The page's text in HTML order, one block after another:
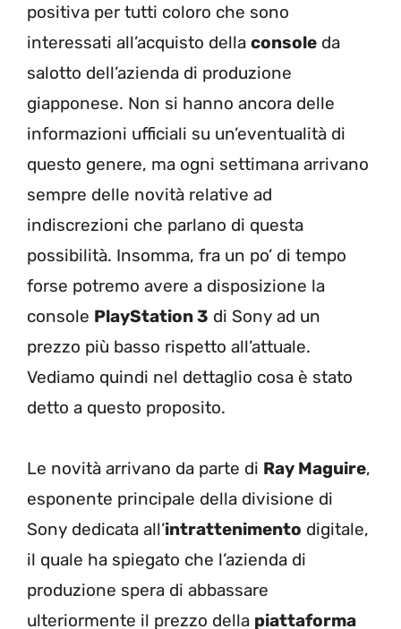
positiva per tutti coloro che sono
interessati all’acquisto della console da
salotto dell’azienda di produzione
giapponese. Non si hanno ancora delle
informazioni ufficiali su un’eventualità di
questo genere, ma ogni settimana arrivano
sempre delle novità relative ad
indiscrezioni che parlano di questa
possibilità. Insomma, fra un po’ di tempo
forse potremo avere a disposizione la
console PlayStation 3 di Sony ad un
prezzo più basso rispetto all’attuale.
Vediamo quindi nel dettaglio cosa è stato
detto a questo proposito.
Le novità arrivano da parte di Ray Maguire,
esponente principale della divisione di
Sony dedicata all’intrattenimento digitale,
il quale ha spiegato che l’azienda di
produzione spera di abbassare
ulteriormente il prezzo della piattaforma